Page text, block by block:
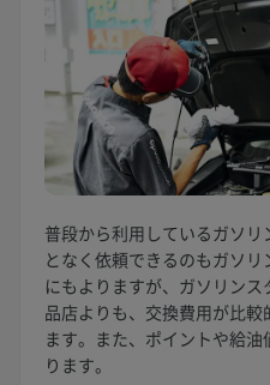
普段から利用しているガソ
となく依頼できるのもガソ
にもよりますが、ガソリン
品店よりも、交換費用が比
ます。また、ポイントや給
ります。